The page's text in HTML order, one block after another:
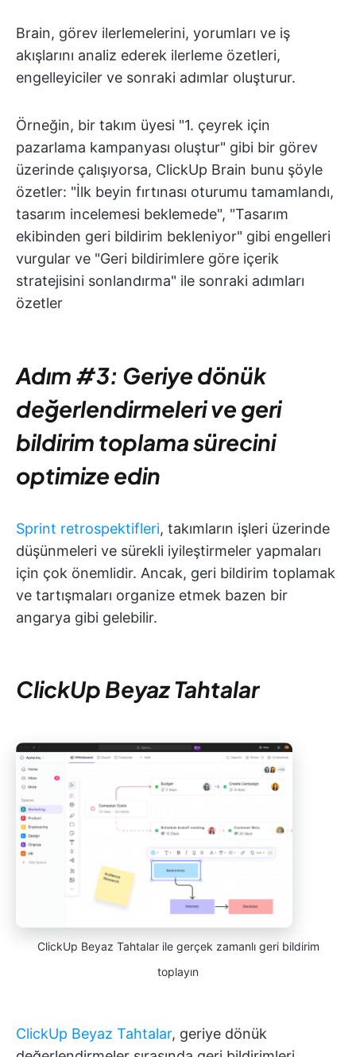
Brain, görev ilerlemelerini, yorumları ve iş
akışlarını analiz ederek ilerleme özetleri,
engelleyiciler ve sonraki adımlar oluşturur.
Örneğin, bir takım üyesi "1. çeyrek için
pazarlama kampanyası oluştur" gibi bir görev
üzerinde çalışıyorsa, ClickUp Brain bunu şöyle
özetler: "İlk beyin fırtınası oturumu tamamlandı,
tasarım incelemesi beklemede", "Tasarım
ekibinden geri bildirim bekleniyor" gibi engelleri
vurgular ve "Geri bildirimlere göre içerik
stratejisini sonlandırma" ile sonraki adımları
özetler
Adım #3: Geriye dönük
değerlendirmeleri ve geri
bildirim toplama sürecini
optimize edin
Sprint retrospektifleri, takımların işleri üzerinde
düşünmeleri ve sürekli iyileştirmeler yapmaları
için çok önemlidir. Ancak, geri bildirim toplamak
ve tartışmaları organize etmek bazen bir
angarya gibi gelebilir.
ClickUp Beyaz Tahtalar
ClickUp Beyaz Tahtalar ile gerçek zamanlı geri bildirim
toplayın
ClickUp Beyaz Tahtalar, geriye dönük